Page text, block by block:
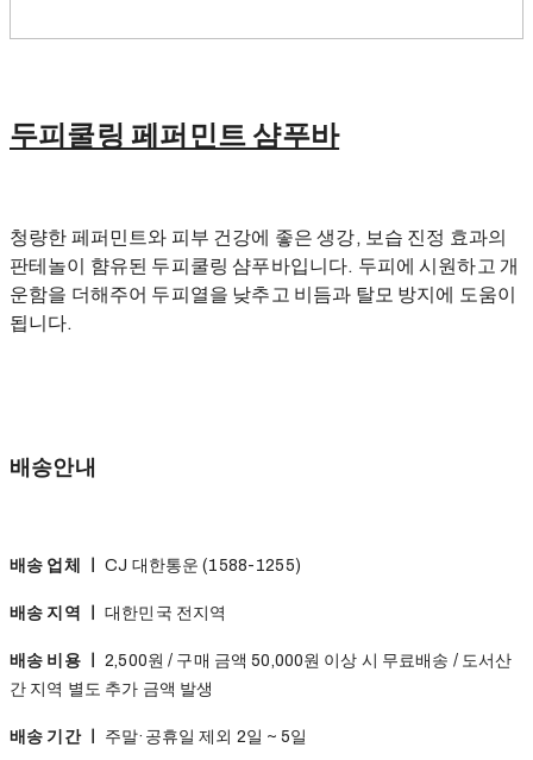
두피쿨링 페퍼민트 샴푸바
청량한 페퍼민트와 피부 건강에 좋은 생강, 보습 진정 효과의
판테놀이 햠유된 두피쿨링 샴푸바입니다. 두피에 시원하고 개
운함을 더해주어 두피열을 낮추고 비듬과 탈모 방지에 도움이
됩니다.
배송안내
배송 업체 ㅣCJ 대한통운 (1588-1255)
배송 지역 ㅣ대한민국 전지역
배송 비용 ㅣ2,500원 / 구매 금액 50,000원 이상 시 무료배송 / 도서산
간 지역 별도 추가 금액 발생
배송 기간 ㅣ 주말·공휴일 제외 2일 ~ 5일